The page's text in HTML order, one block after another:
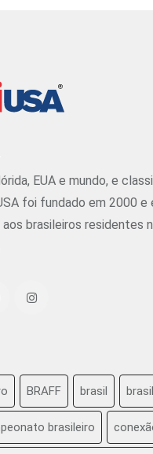
EUA e mundo, e
foi fundado em 2000 e
brasileiros residentes
BRAFF brasil
brasileiro